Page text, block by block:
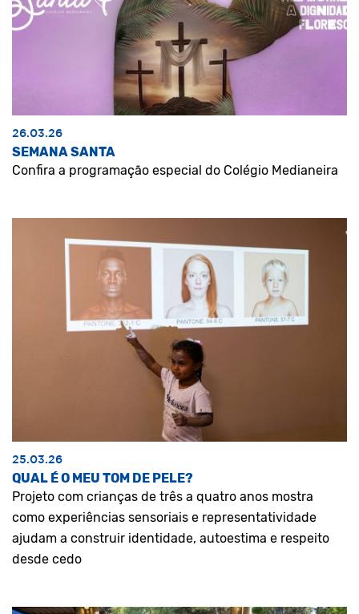
26.03.26
SEMANA SANTA
Confira a programação especial do Colégio Medianeira
25.03.26
QUAL É O MEU TOM DE PELE?
Projeto com crianças de três a quatro anos mostra
como experiências sensoriais e representatividade
ajudam a construir identidade, autoestima e respeito
desde cedo